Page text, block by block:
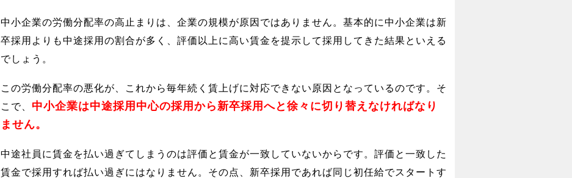
中小企業の労働分配率の高止まりは、企業の規模が原因ではありません。基本的に中小企業は新
卒採用よりも中途採用の割合が多く、評価以上に高い賃金を提示して採用してきた結果といえる
でしょう。
この労働分配率の悪化が、これから毎年続く賃上げに対応できない原因となっているのです。そ
こで、 中小企業は中途採用中心の採用から新卒採用へと徐々に切り替えなければなり
ません。
中途社員に賃金を払い過ぎてしまうのは評価と賃金が一致していないからです。評価と一致した
賃金で採用すれば払い過ぎにはなりません。その点、新卒採用であれば同じ初任給でスタートす